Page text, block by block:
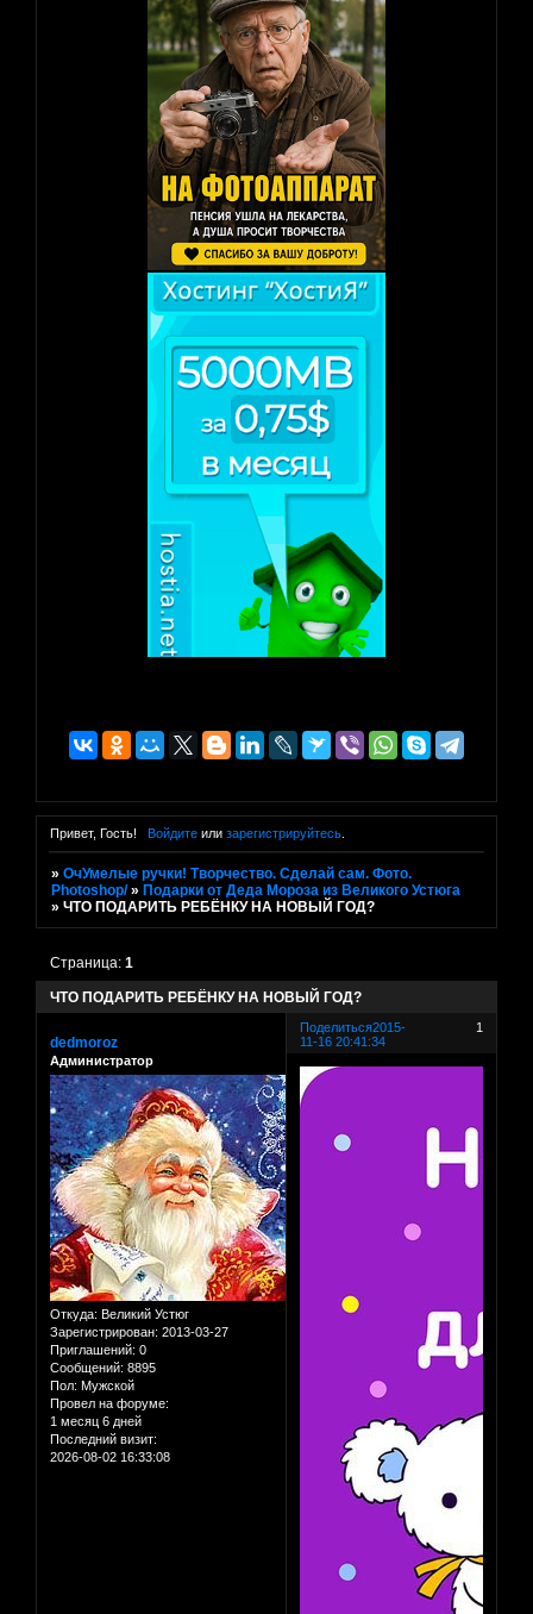
Привет, Гость! Войдитеили зарегистрируйтесь.
»ОчУмелые ручки! Творчество. Сделай сам. Фото.
Photoshop/ » Подарки от Деда Мороза из Великого Устюга
»ЧТО ПОДАРИТЬ РЕБЁНКУ НА НОВЫЙ ГОД?
ЧТО ПОДАРИТЬ РЕБЁНКУ НА НОВЫЙ ГОД?
Страница:1
Поделиться 1
2015-
11-16 20:41:34
dedmoroz
Администратор
Откуда: Великий Устюг
Зарегистрирован: 2013-03-27
Приглашений: 0
Сообщений: 8895
Пол: Мужской
Провел на форуме:
1 месяц 6 дней
Последний визит:
2026-08-02 16:33:08